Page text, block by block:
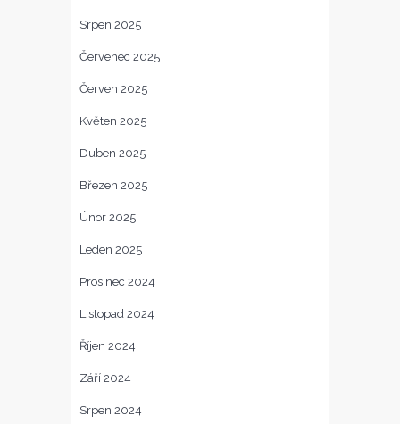
Srpen 2025
Červenec 2025
Červen 2025
Květen 2025
Duben 2025
Březen 2025
Únor 2025
Leden 2025
Prosinec 2024
Listopad 2024
Říjen 2024
Září 2024
Srpen 2024